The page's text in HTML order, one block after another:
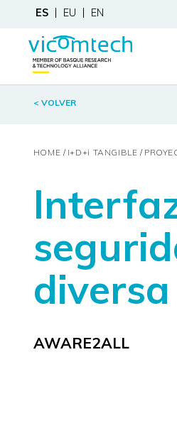
ES EU EN
< VOLVER
HOME I+D+i TANGIBLE
AWARE2ALL